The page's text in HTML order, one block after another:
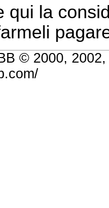
qui la
© 2000,